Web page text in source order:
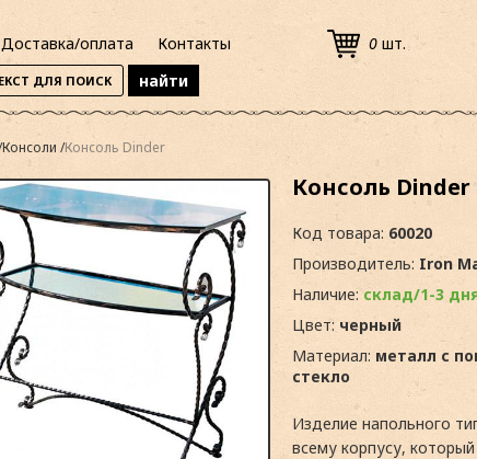
Доставка/оплата Контакты 0 шт.
Консоли Консоль Dinder
Консоль Dinder
Код товара: 60020
Производитель: Iron
Наличие: склад/1-3
Цвет: черный
Материал: металл с
стекло
Изделие напольного
всему корпусу,